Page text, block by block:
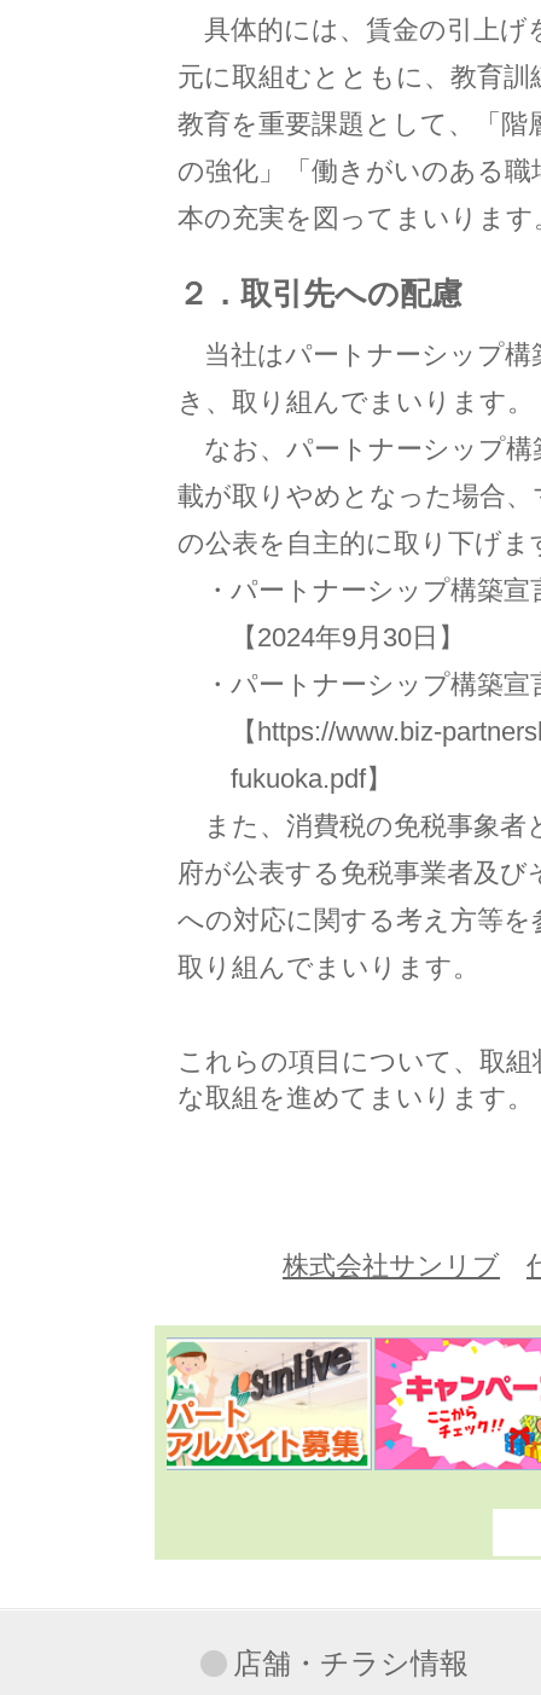
具体的には、賃金の引上げ
元に取組むとともに、教育
教育を重要課題として、「階
の強化」「働きがいのある
本の充実を図ってまいります
２．取引先への配慮
当社はパートナーシップ
き、取り組んでまいります。
なお、パートナーシップ
載が取りやめとなった場合
の公表を自主的に取り下げま
・パートナーシップ構築宣
【2024年9月30日】
・パートナーシップ構築宣
【https://www.biz-
fukuoka.pdf】
また、消費税の免税事象
府が公表する免税事業者及
への対応に関する考え方等
取り組んでまいります。
これらの項目について、取
な取組を進めてまいります。
株式会社サンリブ
店舗・チラシ情報